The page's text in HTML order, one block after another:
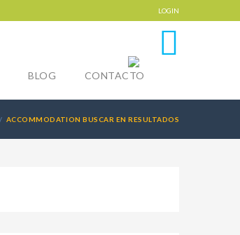
LOGIN
BLOG CONTACTO
ACCOMMODATION BUSCAR EN RESULTADOS